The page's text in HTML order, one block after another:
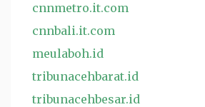
cnnmetro.it.com
cnnbali.it.com
meulaboh.id
tribunacehbarat.id
tribunacehbesar.id